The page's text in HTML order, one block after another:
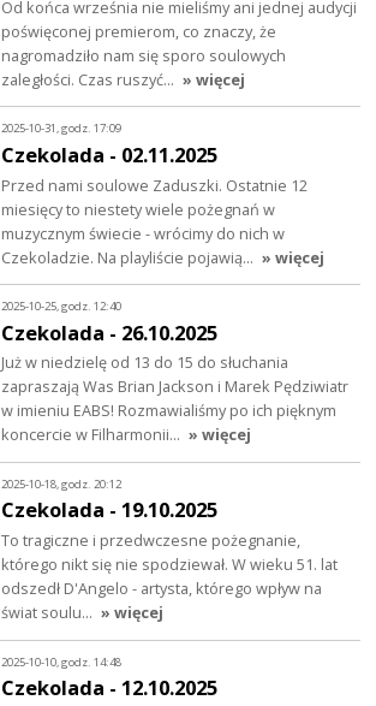
Od końca września nie mieliśmy ani jednej audycji
poświęconej premierom, co znaczy, że
nagromadziło nam się sporo soulowych
zaległości. Czas ruszyć… » więcej
2025-10-31, godz. 17:09
Czekolada - 02.11.2025
Przed nami soulowe Zaduszki. Ostatnie 12
miesięcy to niestety wiele pożegnań w
muzycznym świecie - wrócimy do nich w
Czekoladzie. Na playliście pojawią… » więcej
2025-10-25, godz. 12:40
Czekolada - 26.10.2025
Już w niedzielę od 13 do 15 do słuchania
zapraszają Was Brian Jackson i Marek Pędziwiatr
w imieniu EABS! Rozmawialiśmy po ich pięknym
koncercie w Filharmonii… » więcej
2025-10-18, godz. 20:12
Czekolada - 19.10.2025
To tragiczne i przedwczesne pożegnanie,
którego nikt się nie spodziewał. W wieku 51. lat
odszedł D'Angelo - artysta, którego wpływ na
świat soulu… » więcej
2025-10-10, godz. 14:48
Czekolada - 12.10.2025